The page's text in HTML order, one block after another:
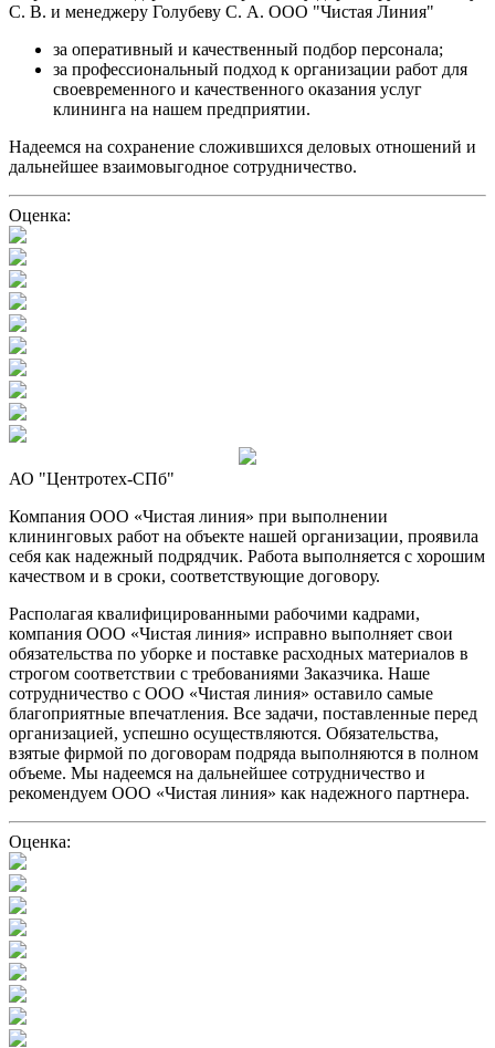
С. В. и менеджеру Голубеву С. А. ООО "Чистая Линия"
за оперативный и качественный подбор персонала;
за профессиональный подход к организации работ для
своевременного и качественного оказания услуг
клининга на нашем предприятии.
Надеемся на сохранение сложившихся деловых отношений и
дальнейшее взаимовыгодное сотрудничество.
Оценка:
АО "Центротех-СПб"
Компания ООО «Чистая линия» при выполнении
клининговых работ на объекте нашей организации, проявила
себя как надежный подрядчик. Работа выполняется с хорошим
качеством и в сроки, соответствующие договору.
Располагая квалифицированными рабочими кадрами,
компания ООО «Чистая линия» исправно выполняет свои
обязательства по уборке и поставке расходных материалов в
строгом соответствии с требованиями Заказчика. Наше
сотрудничество с ООО «Чистая линия» оставило самые
благоприятные впечатления. Все задачи, поставленные перед
организацией, успешно осуществляются. Обязательства,
взятые фирмой по договорам подряда выполняются в полном
объеме. Мы надеемся на дальнейшее сотрудничество и
рекомендуем ООО «Чистая линия» как надежного партнера.
Оценка: